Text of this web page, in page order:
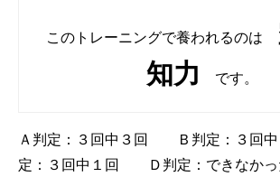
このトレーニングで養われるのは
知力
です。
Ａ判定：３回中３回 Ｂ判定：３回
定：３回中１回 Ｄ判定：できなかっ